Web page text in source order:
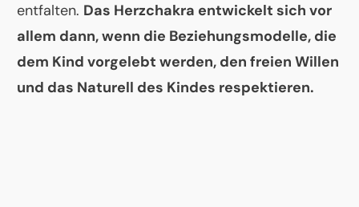
entfalten. Das Herzchakra entwickelt sich vor
allem dann, wenn die Beziehungsmodelle, die
dem Kind vorgelebt werden, den freien Willen
und das Naturell des Kindes respektieren.